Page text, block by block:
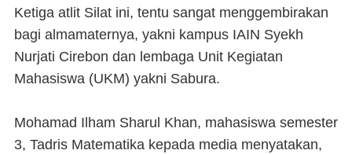
Ketiga atlit Silat ini, tentu sangat menggembirakan
bagi almamaternya, yakni kampus IAIN Syekh
Nurjati Cirebon dan lembaga Unit Kegiatan
Mahasiswa (UKM) yakni Sabura.
Mohamad Ilham Sharul Khan, mahasiswa semester
3, Tadris Matematika kepada media menyatakan,